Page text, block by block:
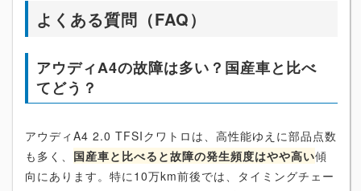
よくある質問（FAQ）
アウディA4の故障は多い？国産車と比べ
てどう？
アウディA4 2.0 TFSIクワトロは、高性能ゆえに部品点数
も多く、 国産車と比べると故障の発生頻度はやや高い傾
向にあります。特に10万km前後では、タイミングチェー